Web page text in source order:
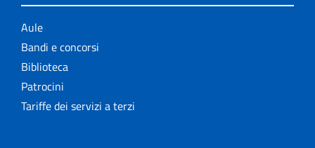
Aule
Bandi e concorsi
Biblioteca
Patrocini
Tariffe dei servizi a terzi